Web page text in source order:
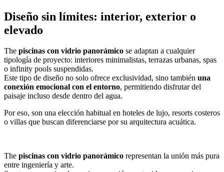
Diseño sin límites: interior, exterior o
elevado
The piscinas con vidrio panorámico se adaptan a cualquier
tipología de proyecto: interiores minimalistas, terrazas urbanas, spas
o infinity pools suspendidas.
Este tipo de diseño no solo ofrece exclusividad, sino también una
conexión emocional con el entorno, permitiendo disfrutar del
paisaje incluso desde dentro del agua.
Por eso, son una elección habitual en hoteles de lujo, resorts costeros
o villas que buscan diferenciarse por su arquitectura acuática.
The piscinas con vidrio panorámico representan la unión más pura
entre ingeniería y arte.